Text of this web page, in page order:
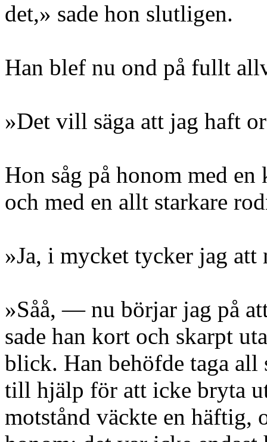
det,» sade hon slutligen.
Han blef nu ond på fullt
»Det vill säga att jag haft
Hon såg på honom med
och med en allt starkare
»Ja, i mycket tycker jag att
»Såå, — nu börjar jag på
sade han kort och skarpt
blick. Han behöfde taga
till hjälp för att icke bryta
motstånd väckte en häftig,